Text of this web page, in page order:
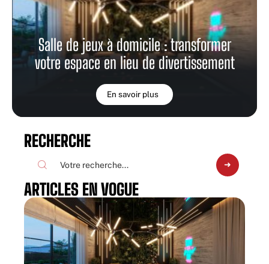
Salle de jeux à domicile : transformer
votre espace en lieu de divertissement
En savoir plus
RECHERCHE
ARTICLES EN VOGUE